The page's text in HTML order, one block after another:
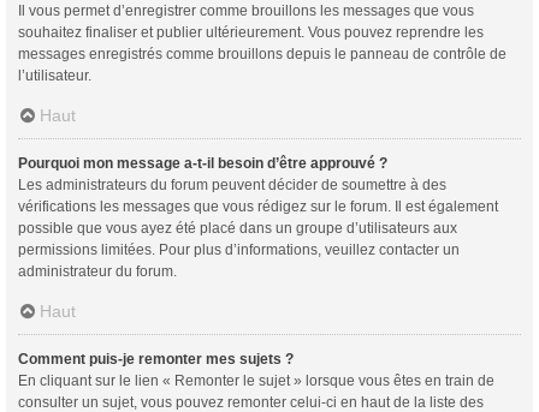
Il vous permet d’enregistrer comme brouillons les messages que vous
souhaitez finaliser et publier ultérieurement. Vous pouvez reprendre les
messages enregistrés comme brouillons depuis le panneau de contrôle de
l’utilisateur.
Haut
Pourquoi mon message a-t-il besoin d’être approuvé ?
Les administrateurs du forum peuvent décider de soumettre à des
vérifications les messages que vous rédigez sur le forum. Il est également
possible que vous ayez été placé dans un groupe d’utilisateurs aux
permissions limitées. Pour plus d’informations, veuillez contacter un
administrateur du forum.
Haut
Comment puis-je remonter mes sujets ?
En cliquant sur le lien « Remonter le sujet » lorsque vous êtes en train de
consulter un sujet, vous pouvez remonter celui-ci en haut de la liste des